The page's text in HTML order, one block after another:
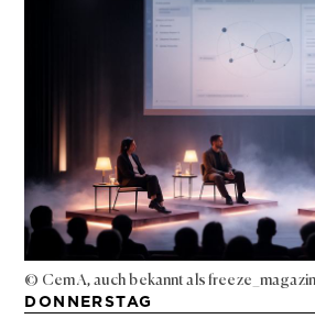
© Cem A, auch bekannt als
DONNERSTAG